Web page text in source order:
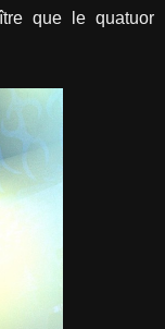
que le quatuor